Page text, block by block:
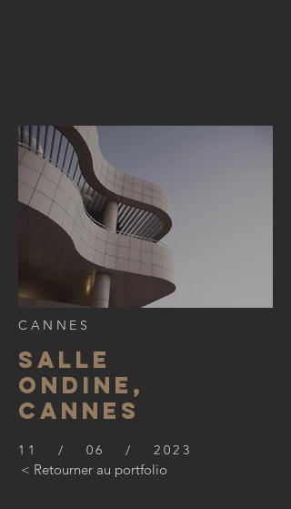
CANNES
SALLE
ONDINE,
CANNES
11 / 06 / 2023
< Retourner au portfolio